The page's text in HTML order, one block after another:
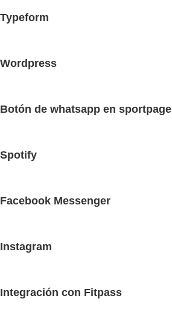
Typeform
Wordpress
Botón de whatsapp en sportpage
Spotify
Facebook Messenger
Instagram
Integración con Fitpass